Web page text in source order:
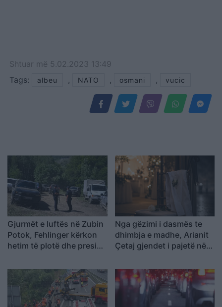
Shtuar më 5.02.2023 13:49
Tags:
albeu , NATO , osmani , vucic
Gjurmët e luftës në Zubin
Potok, Fehlinger kërkon
hetim të plotë dhe presion
Nga gëzimi i dasmës te
dhimbja e madhe, Arianit
Çetaj gjendet i pajetë në